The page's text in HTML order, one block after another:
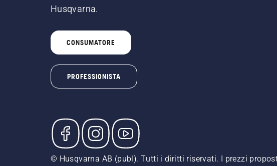
Husqvarna.
CONSUMATORE
PROFESSIONISTA
© Husqvarna AB (publ). Tutti i diritti riservati. I prezzi